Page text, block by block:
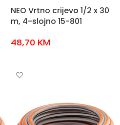
NEO Vrtno crijevo 1/2 x 30
m, 4-slojno 15-801
48,70 KM